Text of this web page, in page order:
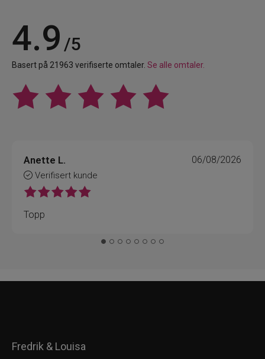
4.9 /5
Basert på 21963 verifiserte omtaler. Se alle omtaler.
Anette L.
Verifisert kunde
06/08/2026
Topp
Fredrik & Louisa